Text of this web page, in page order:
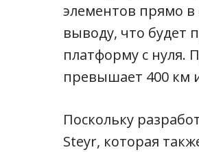
элементов прямо
выводу, что будет
платформу с нуля.
превышает 400 км
Поскольку
Steyr, которая